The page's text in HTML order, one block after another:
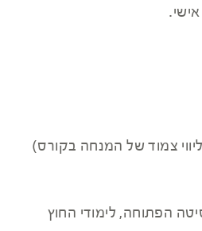
צמוד של המנחה בקורס)
הפתוחה, לימודי החוץ